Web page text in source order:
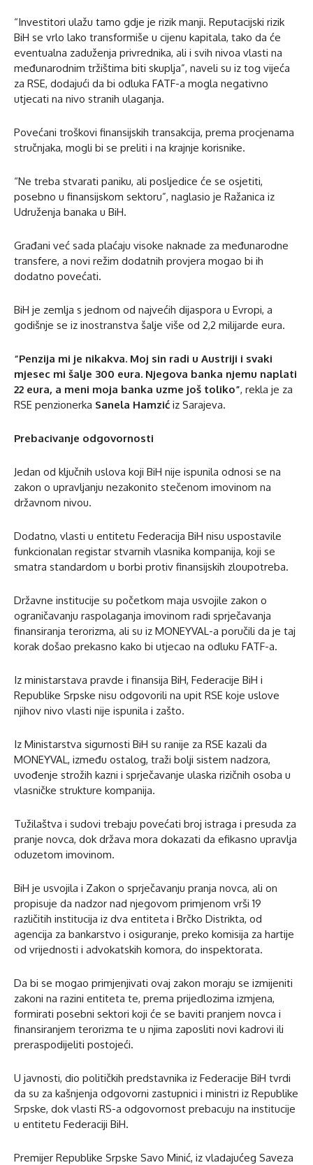
“Investitori ulažu tamo gdje je rizik manji. Reputacijski rizik
BiH se vrlo lako transformiše u cijenu kapitala, tako da će
eventualna zaduženja privrednika, ali i svih nivoa vlasti na
međunarodnim tržištima biti skuplja”, naveli su iz tog vijeća
za RSE, dodajući da bi odluka FATF-a mogla negativno
utjecati na nivo stranih ulaganja.
Povećani troškovi finansijskih transakcija, prema procjenama
stručnjaka, mogli bi se preliti i na krajnje korisnike.
“Ne treba stvarati paniku, ali posljedice će se osjetiti,
posebno u finansijskom sektoru”, naglasio je Ražanica iz
Udruženja banaka u BiH.
Građani već sada plaćaju visoke naknade za međunarodne
transfere, a novi režim dodatnih provjera mogao bi ih
dodatno povećati.
BiH je zemlja s jednom od najvećih dijaspora u Evropi, a
godišnje se iz inostranstva šalje više od 2,2 milijarde eura.
“Penzija mi je nikakva. Moj sin radi u Austriji i svaki
mjesec mi šalje 300 eura. Njegova banka njemu naplati
22 eura, a meni moja banka uzme još toliko”, rekla je za
RSE penzionerka Sanela Hamzić iz Sarajeva.
Prebacivanje odgovornosti
Jedan od ključnih uslova koji BiH nije ispunila odnosi se na
zakon o upravljanju nezakonito stečenom imovinom na
državnom nivou.
Dodatno, vlasti u entitetu Federacija BiH nisu uspostavile
funkcionalan registar stvarnih vlasnika kompanija, koji se
smatra standardom u borbi protiv finansijskih zloupotreba.
Državne institucije su početkom maja usvojile zakon o
ograničavanju raspolaganja imovinom radi sprječavanja
finansiranja terorizma, ali su iz MONEYVAL-a poručili da je taj
korak došao prekasno kako bi utjecao na odluku FATF-a.
Iz ministarstava pravde i finansija BiH, Federacije BiH i
Republike Srpske nisu odgovorili na upit RSE koje uslove
njihov nivo vlasti nije ispunila i zašto.
Iz Ministarstva sigurnosti BiH su ranije za RSE kazali da
MONEYVAL, između ostalog, traži bolji sistem nadzora,
uvođenje strožih kazni i sprječavanje ulaska rizičnih osoba u
vlasničke strukture kompanija.
Tužilaštva i sudovi trebaju povećati broj istraga i presuda za
pranje novca, dok država mora dokazati da efikasno upravlja
oduzetom imovinom.
BiH je usvojila i Zakon o sprječavanju pranja novca, ali on
propisuje da nadzor nad njegovom primjenom vrši 19
različitih institucija iz dva entiteta i Brčko Distrikta, od
agencija za bankarstvo i osiguranje, preko komisija za hartije
od vrijednosti i advokatskih komora, do inspektorata.
Da bi se mogao primjenjivati ovaj zakon moraju se izmijeniti
zakoni na razini entiteta te, prema prijedlozima izmjena,
formirati posebni sektori koji će se baviti pranjem novca i
finansiranjem terorizma te u njima zaposliti novi kadrovi ili
preraspodijeliti postojeći.
U javnosti, dio političkih predstavnika iz Federacije BiH tvrdi
da su za kašnjenja odgovorni zastupnici i ministri iz Republike
Srpske, dok vlasti RS-a odgovornost prebacuju na institucije
u entitetu Federaciji BiH.
Premijer Republike Srpske Savo Minić, iz vladajućeg Saveza